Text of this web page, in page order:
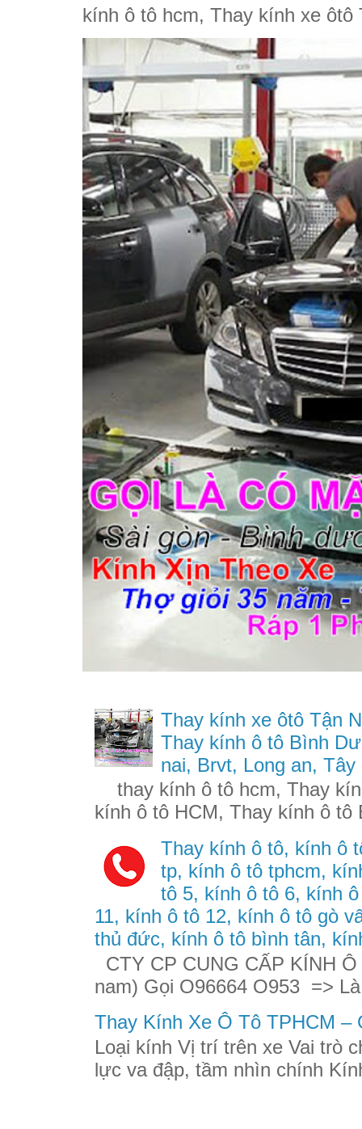
kính ô tô hcm, Thay kính xe
Thay kính xe ôtô Tận
Thay kính ô tô Bình
nai, Brvt, Long an,
thay kính ô tô hcm, Thay
kính ô tô HCM, Thay kính ô
Thay kính ô tô, kính ô
tp, kính ô tô tphcm,
tô 5, kính ô tô 6, kính
11, kính ô tô 12, kính ô tô gò
thủ đức, kính ô tô bình tân,
CTY CP CUNG CẤP KÍNH
nam) Gọi O96664 O953 =>
Thay Kính Xe Ô Tô TPHCM –
Loại kính Vị trí trên xe Vai trò
lực va đập, tầm nhìn chính